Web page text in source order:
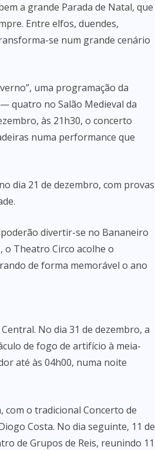
a grande Parada de Natal, que
Entre elfos, duendes,
se num grande cenário
uma programação da
quatro no Salão Medieval da
às 21h30, o concerto
numa performance que
dia 21 de dezembro, com provas
divertir-se no Bananeiro
o Theatro Circo acolhe o
de forma memorável o ano
No dia 31 de dezembro, a
de fogo de artifício à meia-
até às 04h00, numa noite
com o tradicional Concerto de
Costa. No dia seguinte, 11 de
de Grupos de Reis, reunindo 11